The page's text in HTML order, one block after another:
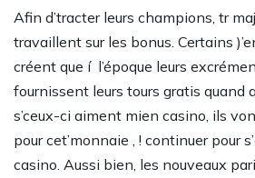
Afin d’tracter leurs champions, tr
travaillent sur les bonus. Certains
créent que í l’époque leurs
fournissent leurs tours gratis quand
s’ceux-ci aiment mien casino, ils
pour cet’monnaie , ! continuer pour
casino. Aussi bien, les nouveaux